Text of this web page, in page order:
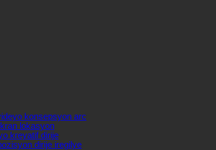
konsepsyon arc
lokasyon
kreyatif dirije
dirije iregilye